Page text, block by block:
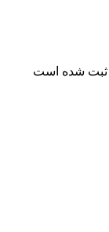
ثبت شده است